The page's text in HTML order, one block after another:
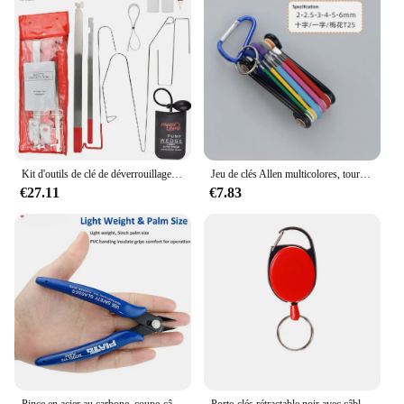
€27.11
Jeu de clés Allen multicolores, tournevis hexagonal, universel, 6 angles, 6 lentilles, boule, HTML, document, outils à main, 9 pièces
€7.83